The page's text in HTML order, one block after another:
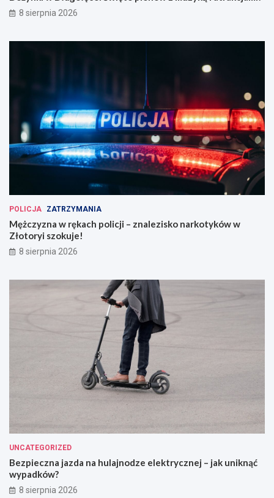
8 sierpnia 2026
POLICJA ZATRZYMANIA
Mężczyzna w rękach policji – znalezisko narkotyków w
Złotoryi szokuje!
8 sierpnia 2026
UNCATEGORIZED
Bezpieczna jazda na hulajnodze elektrycznej – jak uniknąć
wypadków?
8 sierpnia 2026